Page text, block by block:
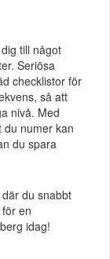
till något
Seriösa
checklistor för
så att
nivå. Med
du numer kan
du spara
du snabbt
en
idag!